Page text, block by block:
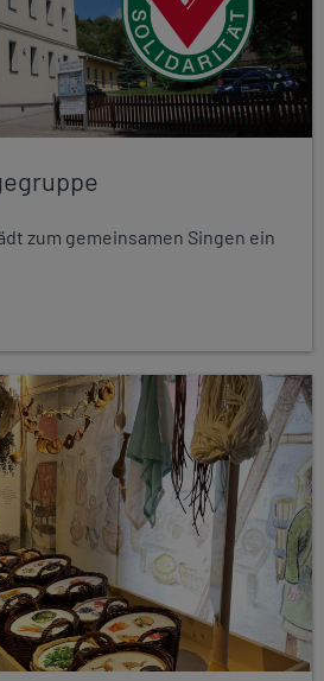
zum gemeinsamen Singen ein